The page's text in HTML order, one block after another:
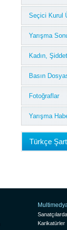
Seçici Kurul
Yarışma
Kadın,
Basın
Fotoğraflar
Yarışma
Türkçe
Karikatürler